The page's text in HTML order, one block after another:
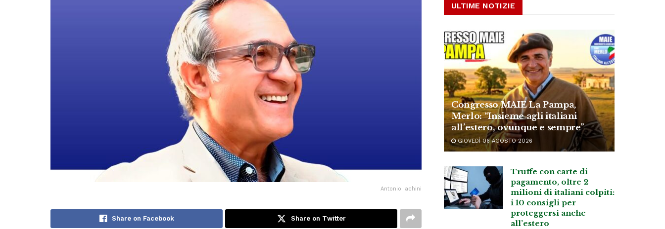
Antonio Iachini
Share on Facebook Share on Twitter
ULTIME NOTIZIE
Congresso MAIE La Pampa,
Merlo: “Insieme agli italiani
all’estero, ovunque e sempre”
GIOVEDÌ 06 AGOSTO 2026
Truffe con carte di
pagamento, oltre 2
milioni di italiani colpiti:
i 10 consigli per
proteggersi anche
all’estero